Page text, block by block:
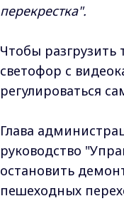
перекрестка".
Чтобы
светофор с
регулироваться
Глава
руководство
остановить
пешеходных